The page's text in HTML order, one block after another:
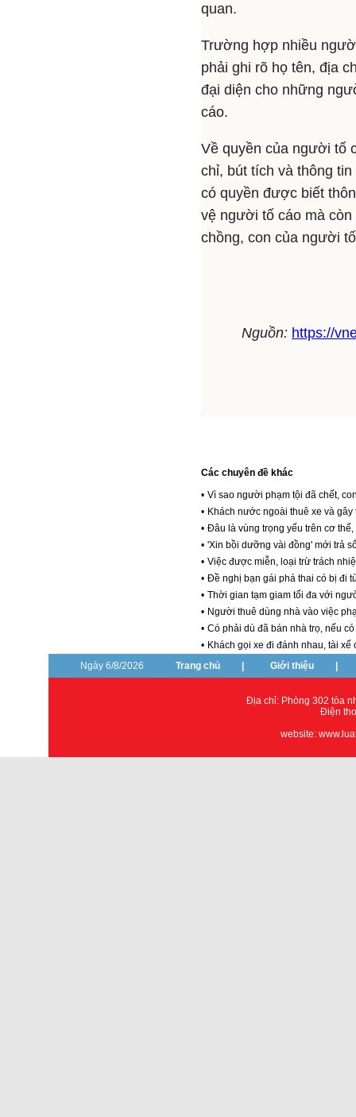
quan.
Trường hợp nhiều
phải ghi rõ họ tên, địa
đại diện cho những
cáo.
Về quyền của người tố
chỉ, bút tích và thông
có quyền được biết
vệ người tố cáo mà
chồng, con của người
Nguồn: https://
Các chuyên đề khác
• Vì sao người phạm tội đã chết,
• Khách nước ngoài thuê xe và
• Đâu là vùng trọng yếu trên cơ
• 'Xin bồi dưỡng vài đồng' mới trả
• Việc được miễn, loại trừ trách
• Đề nghị bạn gái phá thai có bị đi
• Thời gian tạm giam tối đa với
• Người thuê dùng nhà vào việc
• Có phải dù đã bán nhà trọ, nếu
• Khách gọi xe đi đánh nhau, tài xế
Ngày 6/8/2026
Trang chủ Giới thiệu
Địa chỉ: Phòng 302 tòa
Điện
website: